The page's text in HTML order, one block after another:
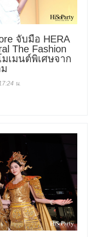
จับมือ HERA
The Fashion
มเมนต์พิเศษจาก
น.